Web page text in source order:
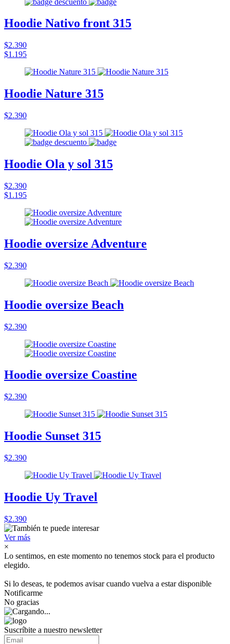
Hoodie Nativo front 315
$2.390
$1.195
Hoodie Nature 315
$2.390
Hoodie Ola y sol 315
$2.390
$1.195
Hoodie oversize Adventure
$2.390
Hoodie oversize Beach
$2.390
Hoodie oversize Coastine
$2.390
Hoodie Sunset 315
$2.390
Hoodie Uy Travel
$2.390
Ver más
×
Lo sentimos, en este momento no tenemos stock para el producto
elegido.
Si lo deseas, te podemos avisar cuando vuelva a estar disponible
Notificarme
No gracias
Suscríbite a nuestro newsletter